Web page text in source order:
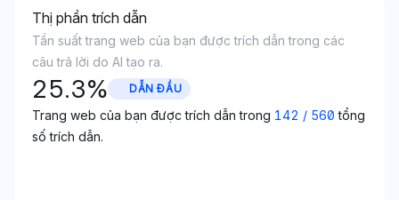
Thị phần trích dẫn
Tần suất trang web của bạn được trích dẫn trong các
câu trả lời do AI tạo ra.
25.3% DẪN ĐẦU
Trang web của bạn được trích dẫn trong 142 / 560 tổng
số trích dẫn.